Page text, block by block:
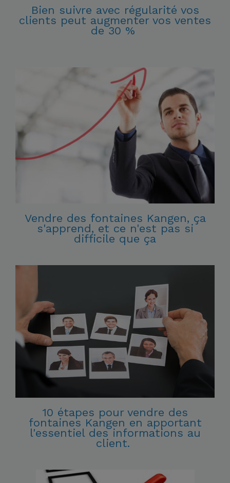
Bien suivre avec régularité vos
clients peut augmenter vos ventes
de 30 %
Vendre des fontaines Kangen, ça
s'apprend, et ce n'est pas si
difficile que ça
10 étapes pour vendre des
fontaines Kangen en apportant
l'essentiel des informations au
client.